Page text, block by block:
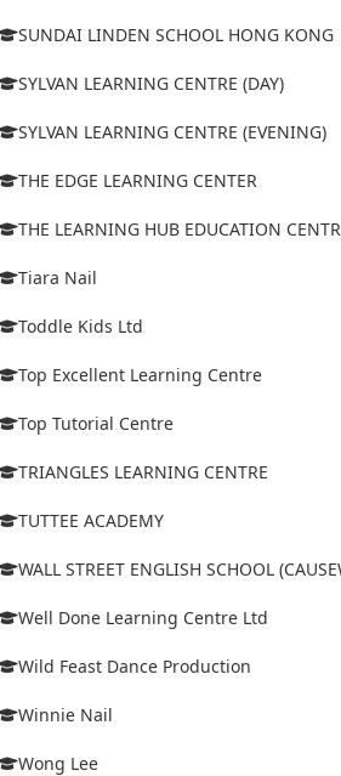
SUNDAI LINDEN SCHOOL HONG KONG
SYLVAN LEARNING CENTRE (DAY)
SYLVAN LEARNING CENTRE (EVENING)
THE EDGE LEARNING CENTER
THE LEARNING HUB EDUCATION
Tiara Nail
Toddle Kids Ltd
Top Excellent Learning Centre
Top Tutorial Centre
TRIANGLES LEARNING CENTRE
TUTTEE ACADEMY
WALL STREET ENGLISH SCHOOL
Well Done Learning Centre Ltd
Wild Feast Dance Production
Winnie Nail
Wong Lee